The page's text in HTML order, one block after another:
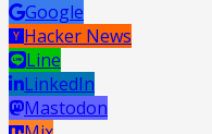
Google
Hacker News
Line
LinkedIn
Mastodon